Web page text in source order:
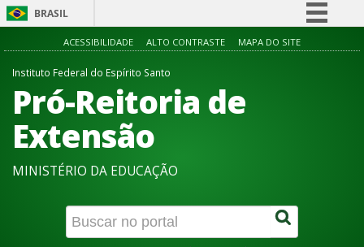
BRASIL
Simplifique!
Acesso à informação
ACESSIBILIDADE ALTO CONTRASTE MAPA DO SITE
Instituto Federal do Espírito Santo
Pró-Reitoria de
Extensão
MINISTÉRIO DA EDUCAÇÃO